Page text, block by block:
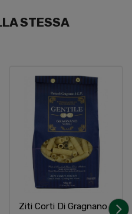
STESSA
Ziti Corti Di Gragnano